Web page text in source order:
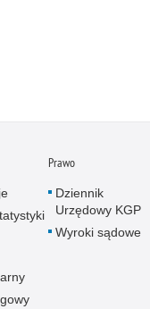
Prawo
Dziennik
Urzędowy KGP
Wyroki sądowe